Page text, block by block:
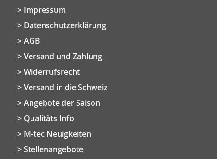
Impressum
Datenschutzerklärung
AGB
Versand und Zahlung
Widerrufsrecht
Versand in die Schweiz
Angebote der Saison
Qualitäts Info
M-tec Neuigkeiten
Stellenangebote